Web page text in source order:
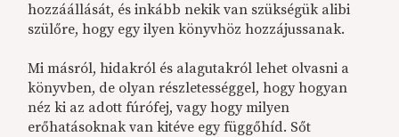
hozzáállását, és inkább nekik van szükségük alibi
szülőre, hogy egy ilyen könyvhöz hozzájussanak.
Mi másról, hidakról és alagutakról lehet olvasni a
könyvben, de olyan részletességgel, hogy hogyan
néz ki az adott fúrófej, vagy hogy milyen
erőhatásoknak van kitéve egy függőhíd. Sőt